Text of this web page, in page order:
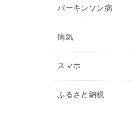
パーキンソン病
病気
スマホ
ふるさと納税